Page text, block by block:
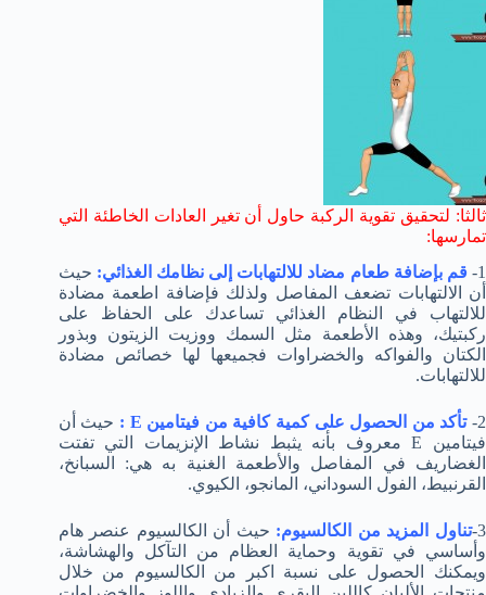
ثالثا: لتحقيق تقوية الركبة حاول أن تغير العادات الخاطئة التي
تمارسها:
1- قم بإضافة طعام مضاد للالتهابات إلى نظامك الغذائي: حيث
أن الالتهابات تضعف المفاصل ولذلك فإضافة اطعمة مضادة
للالتهاب في النظام الغذائي تساعدك على الحفاظ على
ركبتيك، وهذه الأطعمة مثل السمك ووزيت الزيتون وبذور
الكتان والفواكه والخضراوات فجميعها لها خصائص مضادة
للالتهابات.
2- تأكد من الحصول على كمية كافية من فيتامين E :
حيث أن
فيتامين E معروف بأنه يثبط نشاط الإنزيمات التي تفتت
الغضاريف في المفاصل والأطعمة الغنية به هي: السبانخ،
القرنبيط، الفول السوداني، المانجو، الكيوي.
3- تناول المزيد من الكالسيوم: حيث أن الكالسيوم عنصر هام
وأساسي في تقوية وحماية العظام من التآكل والهشاشة،
ويمكنك الحصول على نسبة اكبر من الكالسيوم من خلال